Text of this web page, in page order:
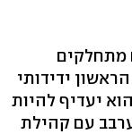
מתחלקים
ידידותי
יעדיף להיות
עם קהילת